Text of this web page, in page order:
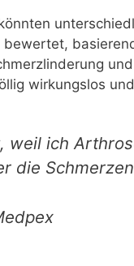
wirkungslos
weil ich
die